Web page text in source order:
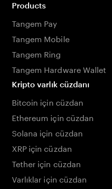
Products
Tangem Pay
Tangem Mobile
Tangem Ring
Tangem Hardware Wallet
Kripto varlık cüzdanı
Bitcoin için cüzdan
Ethereum için cüzdan
Solana için cüzdan
XRP için cüzdan
Tether için cüzdan
Varlıklar için cüzdan